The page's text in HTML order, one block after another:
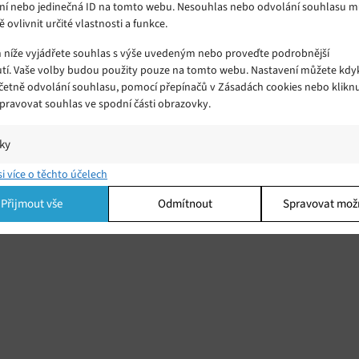
nebo jedinečná ID na tomto webu. Nesouhlas nebo odvolání souhlasu
ovlivnit určité vlastnosti a funkce.
vyjádřete souhlas s výše uvedeným nebo proveďte podrobnější
Vaše volby budou použity pouze na tomto webu. Nastavení můžete
odvolání souhlasu, pomocí přepínačů v Zásadách cookies nebo
souhlas ve spodní části obrazovky.
a/nebo přístup k informacím v zařízení, Porozumění publiku
kombinací údajů z různých zdrojů.
více o těchto účelech
Přijmout vše Odmítnout Spravovat